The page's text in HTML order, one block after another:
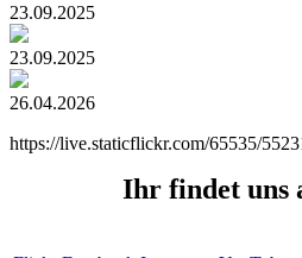
23.09.2025
23.09.2025
26.04.2026
https://live.staticflickr.com/65535/
Ihr findet uns